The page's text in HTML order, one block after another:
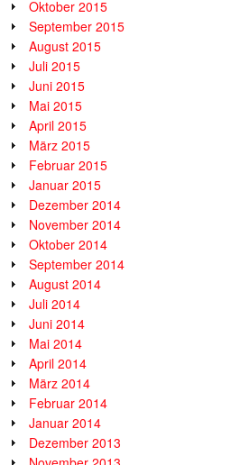
Oktober 2015
September 2015
August 2015
Juli 2015
Juni 2015
Mai 2015
April 2015
März 2015
Februar 2015
Januar 2015
Dezember 2014
November 2014
Oktober 2014
September 2014
August 2014
Juli 2014
Juni 2014
Mai 2014
April 2014
März 2014
Februar 2014
Januar 2014
Dezember 2013